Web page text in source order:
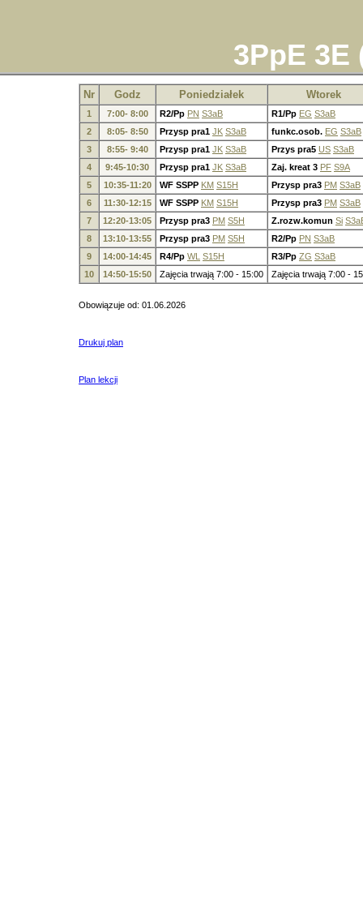
3PpE 3E
Nr Godz Poniedziałek Wtorek
1 7:00- 8:00 R2/Pp PN S3aB R1/Pp EG S3aB
2
8:05- 8:50 Przysp pra1 JK S3aB funkc.osob. EG S3aB
3
8:55- 9:40 Przysp pra1 JK S3aB Przys pra5 US S3aB
4
9:45-10:30 Przysp pra1 JK S3aB Zaj. kreat 3 PF S9A
5
10:35-11:20 WF SSPP KM S15H Przysp pra3 PM S3aB
6
11:30-12:15 WF SSPP KM S15H Przysp pra3 PM S3aB
7
12:20-13:05 Przysp pra3 PM S5H Z.rozw.komun Si
8
13:10-13:55 Przysp pra3 PM S5H R2/Pp PN S3aB
9
14:00-14:45 R4/Pp WL S15H R3/Pp ZG S3aB
10
14:50-15:50 Zajęcia trwają 7:00 - 15:00 Zajęcia trwają 7:00 -
Obowiązuje od: 01.06.2026
Drukuj plan
Plan lekcji